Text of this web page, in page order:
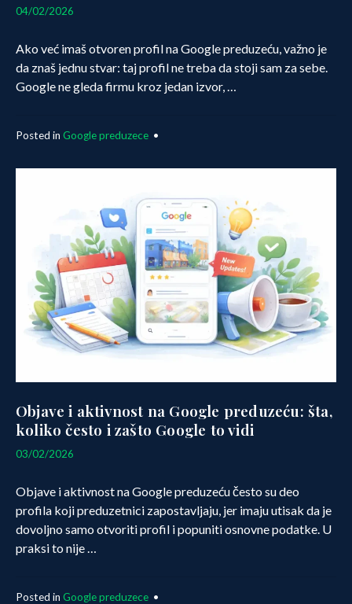
04/02/2026
Ako već imaš otvoren profil na Google preduzeću, važno je
da znaš jednu stvar: taj profil ne treba da stoji sam za sebe.
Google ne gleda firmu kroz jedan izvor, …
Posted in Google preduzece •
Objave i aktivnost na Google preduzeću: šta,
koliko često i zašto Google to vidi
03/02/2026
Objave i aktivnost na Google preduzeću često su deo
profila koji preduzetnici zapostavljaju, jer imaju utisak da je
dovoljno samo otvoriti profil i popuniti osnovne podatke. U
praksi to nije …
Posted in Google preduzece •